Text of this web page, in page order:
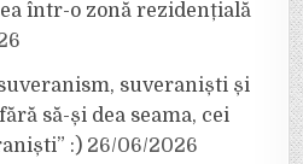
într-o zonă rezidențială
suveraniști și
să-și dea seama, cei
:) 26/06/2026